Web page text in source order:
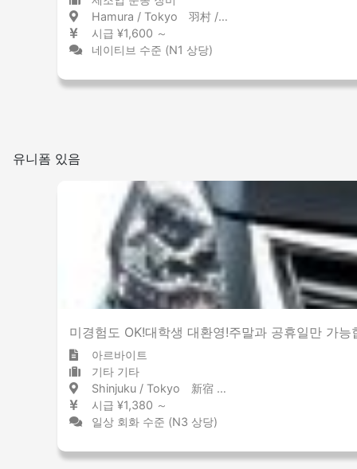
Hamura / Tokyo 羽村 / 東京都
시급 ¥1,600 ～
네이티브 수준 (N1 상당)
유니폼 있음
미경험도 OK!대학생 대환영!주말과 공휴일만 가
아르바이트
기타 기타
Shinjuku / Tokyo 新宿 / 東京都
시급 ¥1,380 ～
일상 회화 수준 (N3 상당)